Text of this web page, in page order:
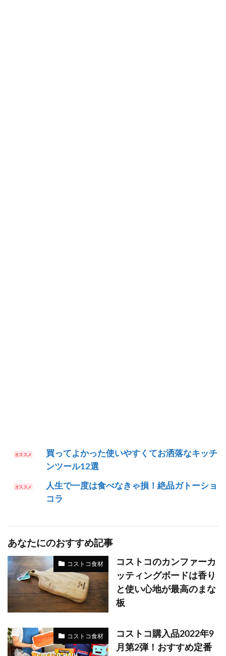
買ってよかった使いやすくてお洒落なキッチ
ンツール12選
人生で一度は食べなきゃ損！絶品ガトーショ
コラ
あなたにのおすすめ記事
コストコ食材
コストコのカンファーカ
ッティングボードは香り
と使い心地が最高のまな
板
コストコ食材
コストコ購入品2022年9
月第2弾！おすすめ定番